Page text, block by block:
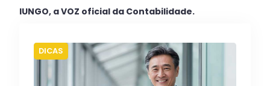
IUNGO, a VOZ oficial da Contabilidade.
DICAS